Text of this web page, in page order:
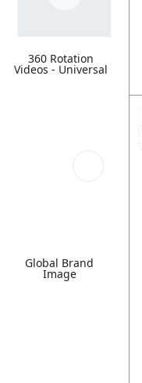
360 Rotation
Videos - Universal
Global Brand
Image